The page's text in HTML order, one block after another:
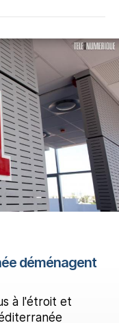
déménagent
à l'étroit et